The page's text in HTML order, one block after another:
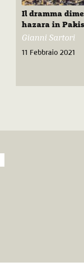
Il dramma
hazara in
Gianni Sartori
11 Febbraio 2021